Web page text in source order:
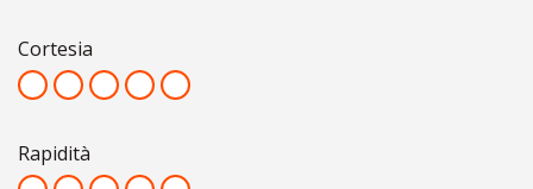
Cortesia
Rapidità